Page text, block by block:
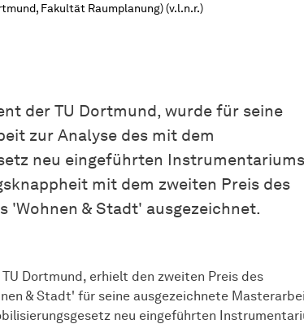
Fakultät Raumplanung) (v.l.n.r.)
der TU Dortmund, wurde für seine
zur Analyse des mit dem
neu eingeführten
mit dem zweiten Preis des
'Wohnen & Stadt' ausgezeichnet.
Dortmund, erhielt den zweiten Preis des
& Stadt' für seine ausgezeichnete
neu eingeführten